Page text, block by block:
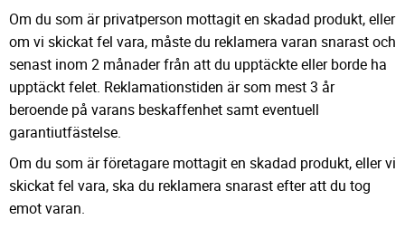
Om du som är privatperson mottagit en skadad produkt, eller
om vi skickat fel vara, måste du reklamera varan snarast och
senast inom 2 månader från att du upptäckte eller borde ha
upptäckt felet. Reklamationstiden är som mest 3 år
beroende på varans beskaffenhet samt eventuell
garantiutfästelse.
Om du som är företagare mottagit en skadad produkt, eller vi
skickat fel vara, ska du reklamera snarast efter att du tog
emot varan.